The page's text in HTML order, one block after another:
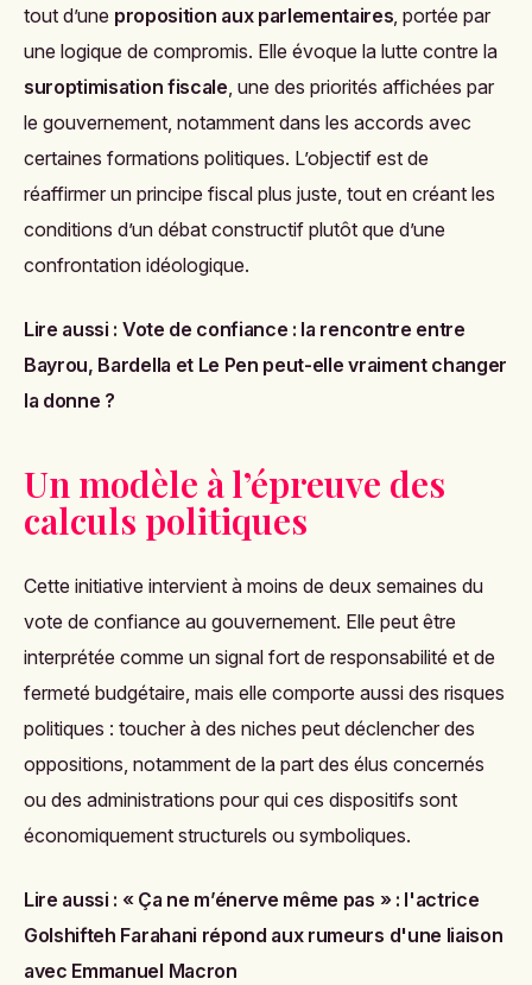
tout d’une proposition aux parlementaires, portée par
une logique de compromis. Elle évoque la lutte contre la
suroptimisation fiscale, une des priorités affichées par
le gouvernement, notamment dans les accords avec
certaines formations politiques. L’objectif est de
réaffirmer un principe fiscal plus juste, tout en créant les
conditions d’un débat constructif plutôt que d’une
confrontation idéologique.
Lire aussi : Vote de confiance : la rencontre entre
Bayrou, Bardella et Le Pen peut-elle vraiment changer
la donne ?
Un modèle à l’épreuve des
calculs politiques
Cette initiative intervient à moins de deux semaines du
vote de confiance au gouvernement. Elle peut être
interprétée comme un signal fort de responsabilité et de
fermeté budgétaire, mais elle comporte aussi des risques
politiques : toucher à des niches peut déclencher des
oppositions, notamment de la part des élus concernés
ou des administrations pour qui ces dispositifs sont
économiquement structurels ou symboliques.
Lire aussi : « Ça ne m’énerve même pas » : l'actrice
Golshifteh Farahani répond aux rumeurs d'une liaison
avec Emmanuel Macron